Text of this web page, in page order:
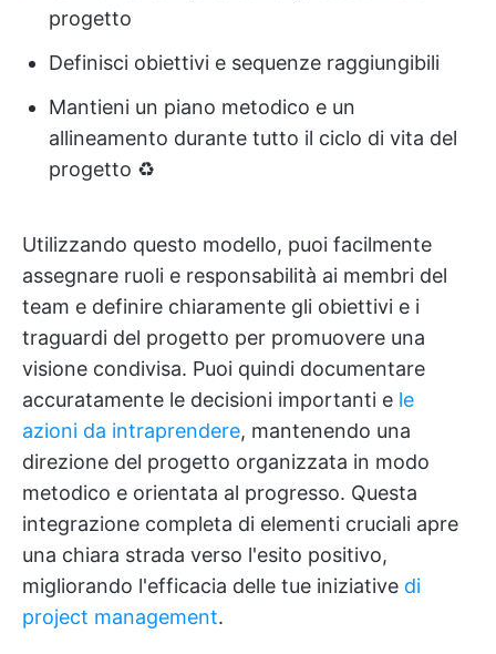
progetto
Definisci obiettivi e sequenze raggiungibili
Mantieni un piano metodico e un
allineamento durante tutto il ciclo di vita del
progetto ♻️
Utilizzando questo modello, puoi facilmente
assegnare ruoli e responsabilità ai membri del
team e definire chiaramente gli obiettivi e i
traguardi del progetto per promuovere una
visione condivisa. Puoi quindi documentare
accuratamente le decisioni importanti e le
azioni da intraprendere, mantenendo una
direzione del progetto organizzata in modo
metodico e orientata al progresso. Questa
integrazione completa di elementi cruciali apre
una chiara strada verso l'esito positivo,
migliorando l'efficacia delle tue iniziative di
project management.